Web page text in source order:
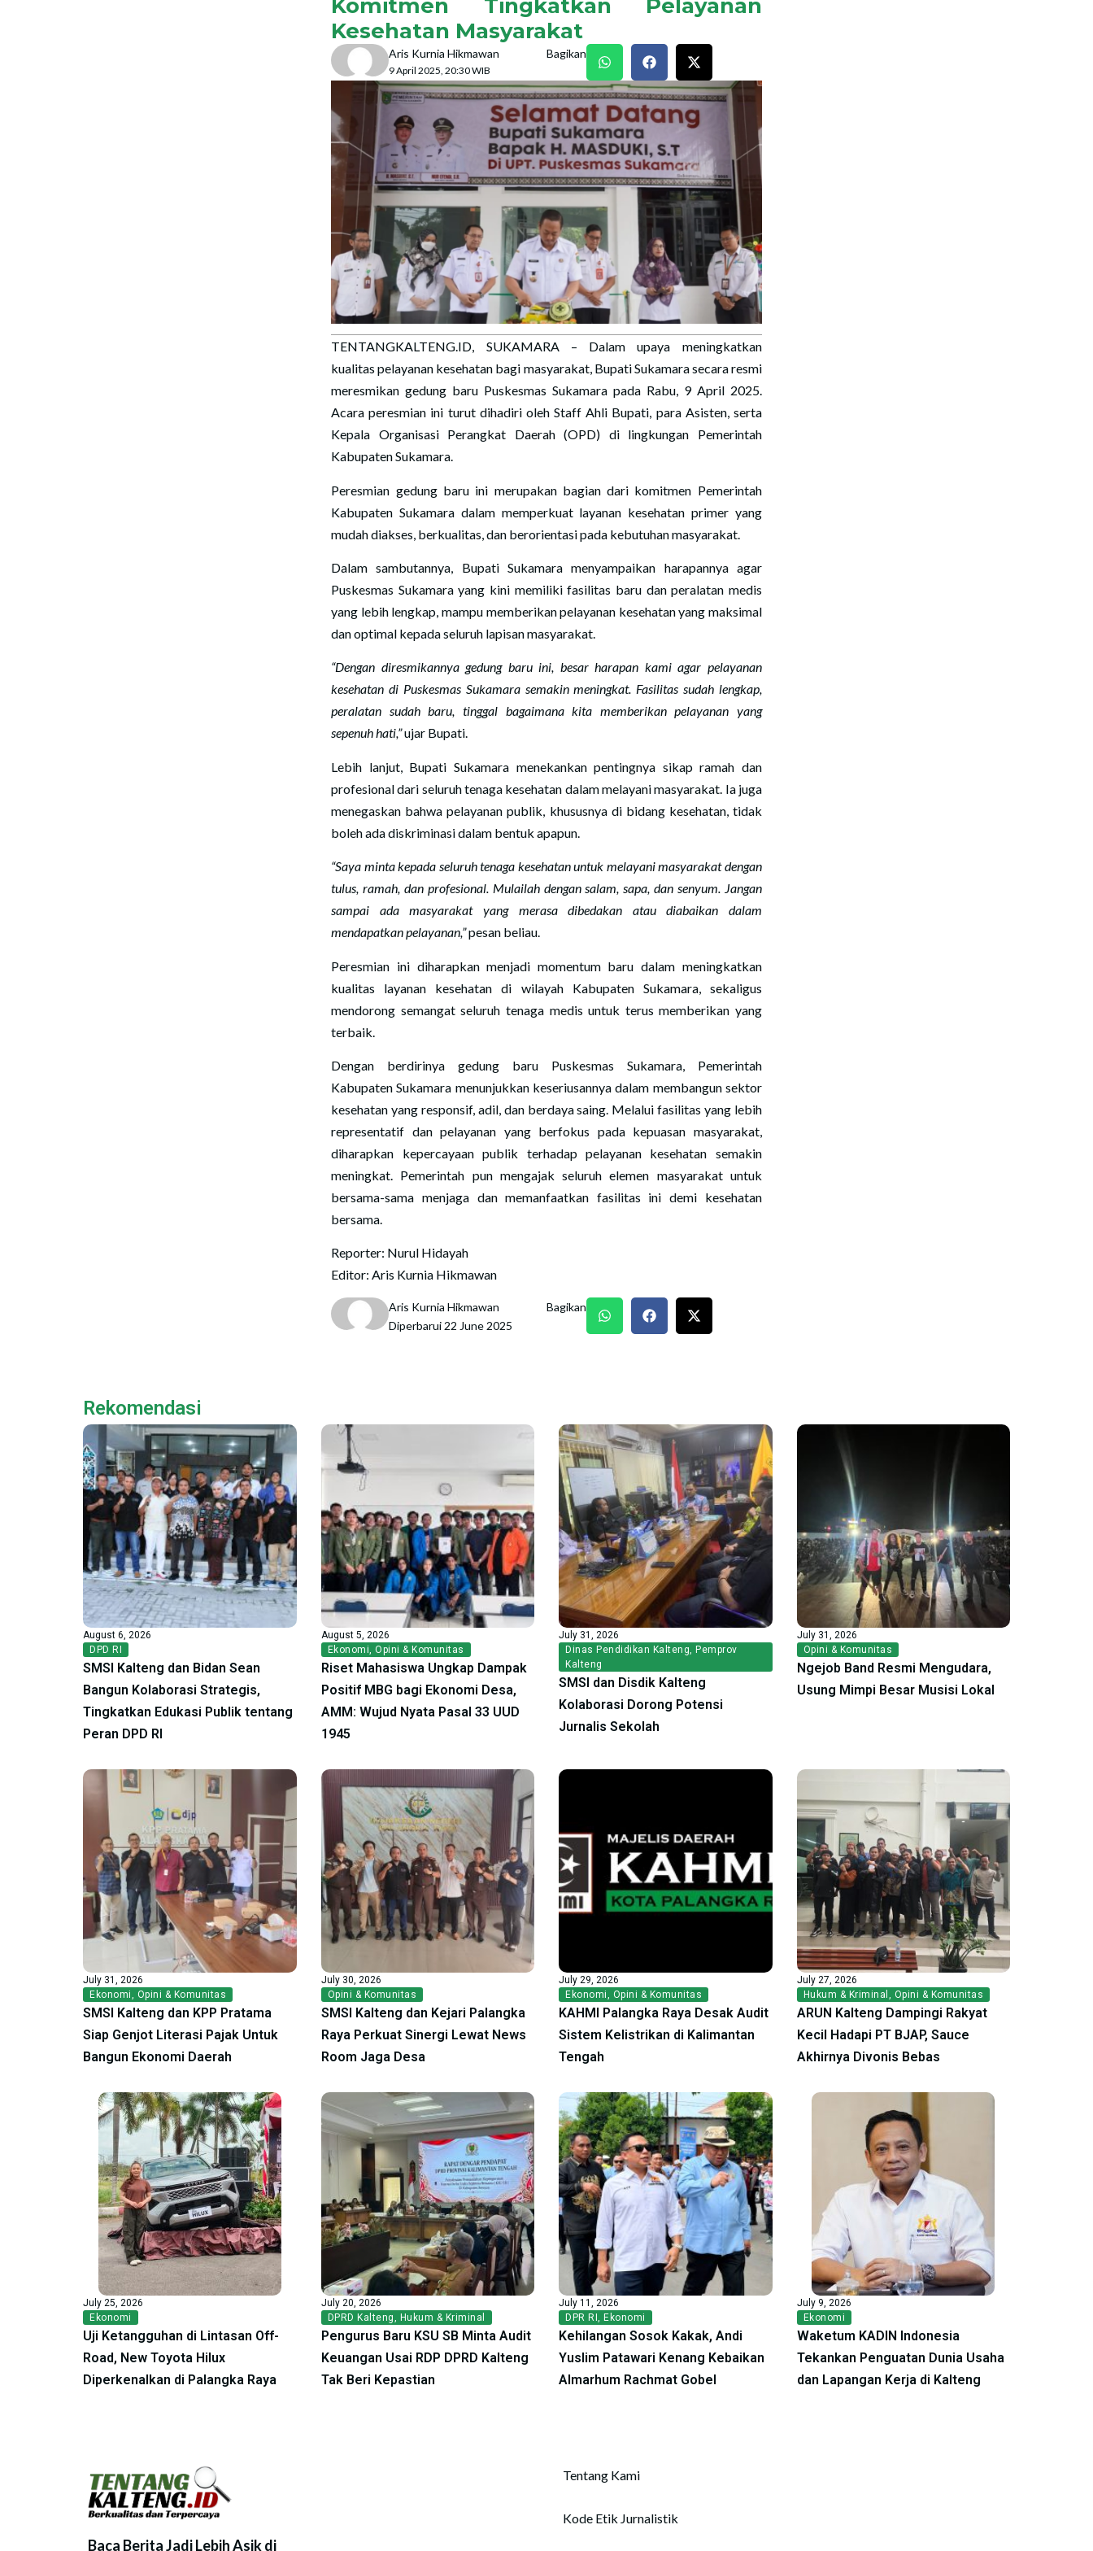
Komitmen Tingkatkan Pelayanan
Kesehatan Masyarakat
Aris Kurnia Hikmawan
9 April 2025, 20:30 WIB
Bagikan
TENTANGKALTENG.ID, SUKAMARA – Dalam upaya meningkatkan
kualitas pelayanan kesehatan bagi masyarakat, Bupati Sukamara secara resmi
meresmikan gedung baru Puskesmas Sukamara pada Rabu, 9 April 2025.
Acara peresmian ini turut dihadiri oleh Staff Ahli Bupati, para Asisten, serta
Kepala Organisasi Perangkat Daerah (OPD) di lingkungan Pemerintah
Kabupaten Sukamara.
Peresmian gedung baru ini merupakan bagian dari komitmen Pemerintah
Kabupaten Sukamara dalam memperkuat layanan kesehatan primer yang
mudah diakses, berkualitas, dan berorientasi pada kebutuhan masyarakat.
Dalam sambutannya, Bupati Sukamara menyampaikan harapannya agar
Puskesmas Sukamara yang kini memiliki fasilitas baru dan peralatan medis
yang lebih lengkap, mampu memberikan pelayanan kesehatan yang maksimal
dan optimal kepada seluruh lapisan masyarakat.
“Dengan diresmikannya gedung baru ini, besar harapan kami agar pelayanan
kesehatan di Puskesmas Sukamara semakin meningkat. Fasilitas sudah lengkap,
peralatan sudah baru, tinggal bagaimana kita memberikan pelayanan yang
sepenuh hati,”ujar Bupati.
Lebih lanjut, Bupati Sukamara menekankan pentingnya sikap ramah dan
profesional dari seluruh tenaga kesehatan dalam melayani masyarakat. Ia juga
menegaskan bahwa pelayanan publik, khususnya di bidang kesehatan, tidak
boleh ada diskriminasi dalam bentuk apapun.
“Saya minta kepada seluruh tenaga kesehatan untuk melayani masyarakat dengan
tulus, ramah, dan profesional. Mulailah dengan salam, sapa, dan senyum. Jangan
sampai ada masyarakat yang merasa dibedakan atau diabaikan dalam
mendapatkan pelayanan,”pesan beliau.
Peresmian ini diharapkan menjadi momentum baru dalam meningkatkan
kualitas layanan kesehatan di wilayah Kabupaten Sukamara, sekaligus
mendorong semangat seluruh tenaga medis untuk terus memberikan yang
terbaik.
Dengan berdirinya gedung baru Puskesmas Sukamara, Pemerintah
Kabupaten Sukamara menunjukkan keseriusannya dalam membangun sektor
kesehatan yang responsif, adil, dan berdaya saing. Melalui fasilitas yang lebih
representatif dan pelayanan yang berfokus pada kepuasan masyarakat,
diharapkan kepercayaan publik terhadap pelayanan kesehatan semakin
meningkat. Pemerintah pun mengajak seluruh elemen masyarakat untuk
bersama-sama menjaga dan memanfaatkan fasilitas ini demi kesehatan
bersama.
Reporter: Nurul Hidayah
Editor: Aris Kurnia Hikmawan
Aris Kurnia Hikmawan
Diperbarui 22 June 2025
Bagikan
Rekomendasi
August 6, 2026
DPD RI
SMSI Kalteng dan Bidan Sean
Bangun Kolaborasi Strategis,
Tingkatkan Edukasi Publik tentang
Peran DPD RI
August 5, 2026
Ekonomi Opini & Komunitas
Riset Mahasiswa Ungkap Dampak
Positif MBG bagi Ekonomi Desa,
AMM: Wujud Nyata Pasal 33 UUD
1945
July 31, 2026
Dinas Pendidikan Kalteng Pemprov
Kalteng
SMSI dan Disdik Kalteng
Kolaborasi Dorong Potensi
Jurnalis Sekolah
July 31, 2026
Opini & Komunitas
Ngejob Band Resmi Mengudara,
Usung Mimpi Besar Musisi Lokal
July 31, 2026
Ekonomi
Opini & Komunitas
SMSI Kalteng dan KPP Pratama
Siap Genjot Literasi Pajak Untuk
Bangun Ekonomi Daerah
July 30, 2026
Opini & Komunitas
SMSI Kalteng dan Kejari Palangka
Raya Perkuat Sinergi Lewat News
Room Jaga Desa
July 29, 2026
Ekonomi
Opini & Komunitas
KAHMI Palangka Raya Desak Audit
Sistem Kelistrikan di Kalimantan
Tengah
July 27, 2026
Hukum & Kriminal
Opini & Komunitas
ARUN Kalteng Dampingi Rakyat
Kecil Hadapi PT BJAP, Sauce
Akhirnya Divonis Bebas
July 25, 2026
Ekonomi
Uji Ketangguhan di Lintasan Off-
Road, New Toyota Hilux
Diperkenalkan di Palangka Raya
July 20, 2026
DPRD Kalteng
Hukum & Kriminal
Pengurus Baru KSU SB Minta Audit
Keuangan Usai RDP DPRD Kalteng
Tak Beri Kepastian
July 11, 2026
DPR RI Ekonomi
Kehilangan Sosok Kakak, Andi
Yuslim Patawari Kenang Kebaikan
Almarhum Rachmat Gobel
July 9, 2026
Ekonomi
Waketum KADIN Indonesia
Tekankan Penguatan Dunia Usaha
dan Lapangan Kerja di Kalteng
Baca Berita Jadi Lebih Asik di
Tentang Kami
Kode Etik Jurnalistik